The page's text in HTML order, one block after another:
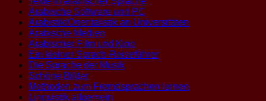
Arabische Software und PC
Arabistik/Orientalistik an Universitäten
Arabische Medien
Arabischer Film und Kino
Ein kleiner Sprach-Reiseführer
Die Sprache der Musik
Schöne Bilder
Methoden zum Fremdsprachen lernen
Linguistik allgemein